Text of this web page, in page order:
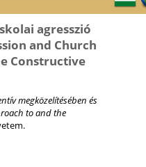
agresszió
and Church
Constructive
megközelítésében és
to and the